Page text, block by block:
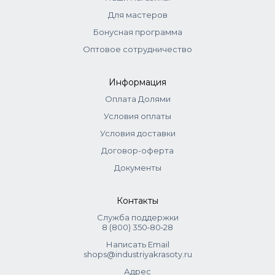
распределить эмульгирующей техникой. Выдержка до 20
Для мастеров
Бонусная программа
Оптовое сотрудничество
Информация
Оплата Долями
Условия оплаты
Условия доставки
Договор-оферта
Документы
Контакты
Служба поддержки
8 (800) 350‑80‑28
Написать Email
shops@industriyakrasoty.ru
Адрес